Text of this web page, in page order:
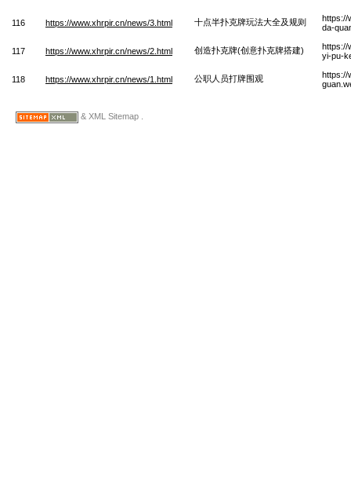
116 https://www.xhrpir.cn/news/3.html 十点半扑克牌玩法大全及规则
https://
da-
117 https://www.xhrpir.cn/news/2.html 创造扑克牌(创意扑克牌搭建)
https://
yi-pu-
118 https://www.xhrpir.cn/news/1.html 公职人员打牌围观
https://
& XML Sitemap .